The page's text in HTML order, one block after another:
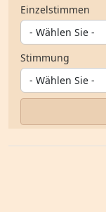
Einzelstimmen
Stimmung